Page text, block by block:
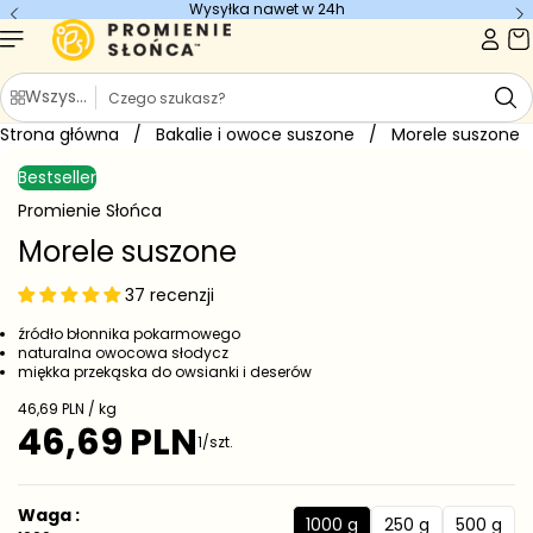
treści
Wysyłka nawet w 24h
Wszystkie kategorie
S
z
u
a
j
Strona główna / Bakalie i owoce suszone / Morele suszone
Przejdź do
o
produkcie
Bestseller
Promienie Słońca
Morele suszone
37 recenzji
źródło błonnika pokarmowego
naturalna owocowa słodycz
miękka przekąska do owsianki i deserów
C
n
j
d
46,69 PLN / kg
C
n
a
46,69 PLN1/szt.
Waga : 1000 g 250 g 500 g